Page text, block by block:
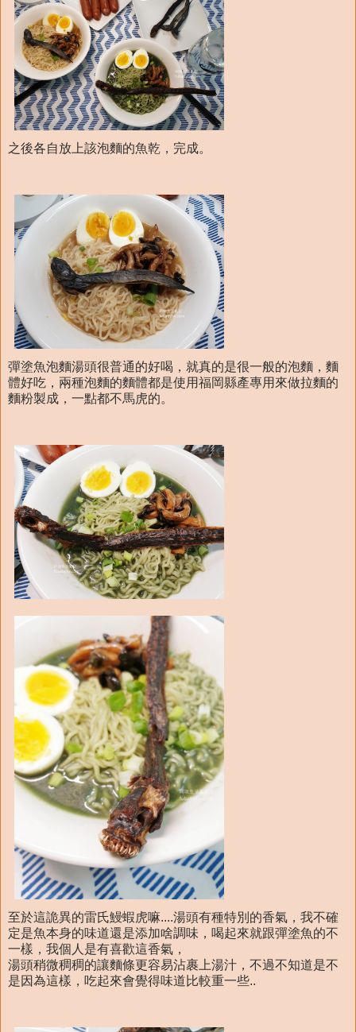
之後各自放上該泡麵的魚乾，完成。
彈塗魚泡麵湯頭很普通的好喝，就真的是很一般的泡麵，麵
體好吃，兩種泡麵的麵體都是使用福岡縣產專用來做拉麵的
麵粉製成，一點都不馬虎的。
至於這詭異的雷氏鰻蝦虎嘛....湯頭有種特別的香氣，我不確
定是魚本身的味道還是添加啥調味，喝起來就跟彈塗魚的不
一樣，我個人是有喜歡這香氣，
湯頭稍微稠稠的讓麵條更容易沾裹上湯汁，不過不知道是不
是因為這樣，吃起來會覺得味道比較重一些..